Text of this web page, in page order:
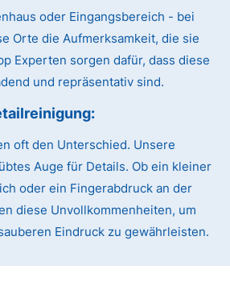
oder Eingangsbereich - bei
Orte die Aufmerksamkeit, die sie
Experten sorgen dafür, dass diese
und repräsentativ sind.
oft den Unterschied. Unsere
Auge für Details. Ob ein kleiner
oder ein Fingerabdruck an der
diese Unvollkommenheiten, um
Eindruck zu gewährleisten.